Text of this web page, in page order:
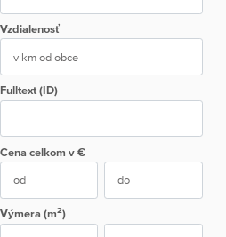
Vzdialenosť
Fulltext (ID)
Cena celkom v €
Výmera (m2)